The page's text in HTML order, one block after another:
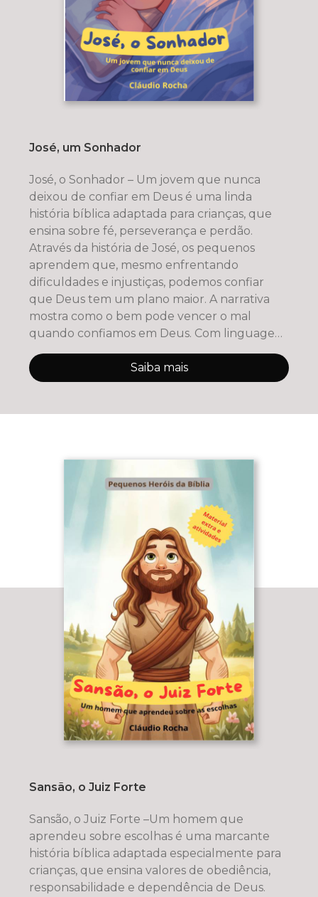
José, um Sonhador
José, o Sonhador – Um jovem que nunca
deixou de confiar em Deus é uma linda
história bíblica adaptada para crianças, que
ensina sobre fé, perseverança e perdão.
Através da história de José, os pequenos
aprendem que, mesmo enfrentando
dificuldades e injustiças, podemos confiar
que Deus tem um plano maior. A narrativa
mostra como o bem pode vencer o mal
quando confiamos em Deus. Com linguagem
simp
Saiba mais
Sansão, o Juiz Forte
Sansão, o Juiz Forte –Um homem que
aprendeu sobre escolhas é uma marcante
história bíblica adaptada especialmente para
crianças, que ensina valores de obediência,
responsabilidade e dependência de Deus.